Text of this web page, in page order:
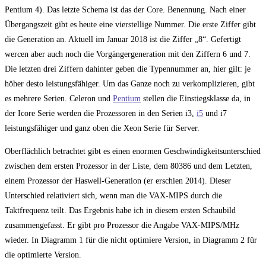
Pentium 4). Das letzte Schema ist das der Core. Benennung. Nach einer
Übergangszeit gibt es heute eine vierstellige Nummer. Die erste Ziffer gibt
die Generation an. Aktuell im Januar 2018 ist die Ziffer „8“. Gefertigt
wercen aber auch noch die Vorgängergeneration mit den Ziffern 6 und 7.
Die letzten drei Ziffern dahinter geben die Typennummer an, hier gilt: je
höher desto leistungsfähiger. Um das Ganze noch zu verkomplizieren, gibt
es mehrere Serien. Celeron und Pentium stellen die Einstiegsklasse da, in
der Icore Serie werden die Prozessoren in den Serien i3, i5 und i7
leistungsfähiger und ganz oben die Xeon Serie für Server.
Oberflächlich betrachtet gibt es einen enormen Geschwindigkeitsunterschied
zwischen dem ersten Prozessor in der Liste, dem 80386 und dem Letzten,
einem Prozessor der Haswell-Generation (er erschien 2014). Dieser
Unterschied relativiert sich, wenn man die VAX-MIPS durch die
Taktfrequenz teilt. Das Ergebnis habe ich in diesem ersten Schaubild
zusammengefasst. Er gibt pro Prozessor die Angabe VAX-MIPS/MHz
wieder. In Diagramm 1 für die nicht optimiere Version, in Diagramm 2 für
die optimierte Version.